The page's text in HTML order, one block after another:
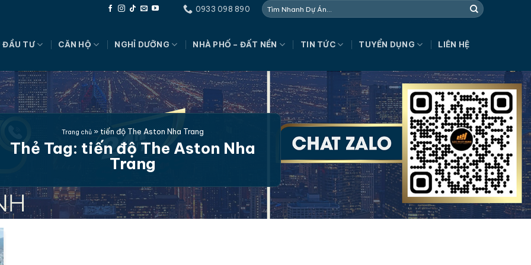
0933 098 890
ĐẦU TƯ CĂN HỘ NGHỈ DƯỠNG NHÀ PHỐ – ĐẤT NỀN TIN TỨC TUYỂN DỤNG LIÊN HỆ
Trang chủ » tiến độ The Aston Nha Trang
Thẻ Tag: tiến độ The Aston Nha
Trang